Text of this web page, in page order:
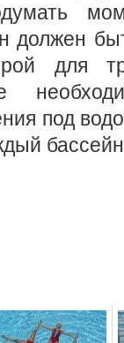
должен
для
под